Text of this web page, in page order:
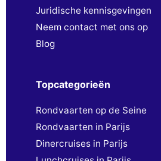
Juridische kennisgevingen
Neem contact met ons op
Blog
Topcategorieën
Rondvaarten op de Seine
Rondvaarten in Parijs
Dinercruises in Parijs